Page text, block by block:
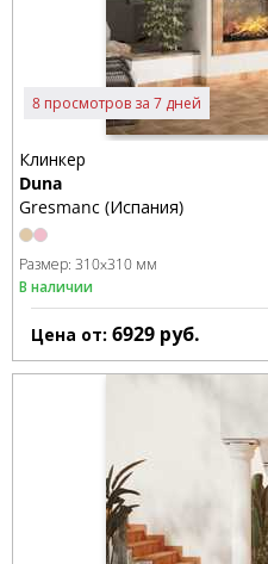
8 просмотров за 7 дней
Клинкер
Duna
Gresmanc (Испания)
Размер: 310x310 мм
В наличии
Цена от: 6929 руб.